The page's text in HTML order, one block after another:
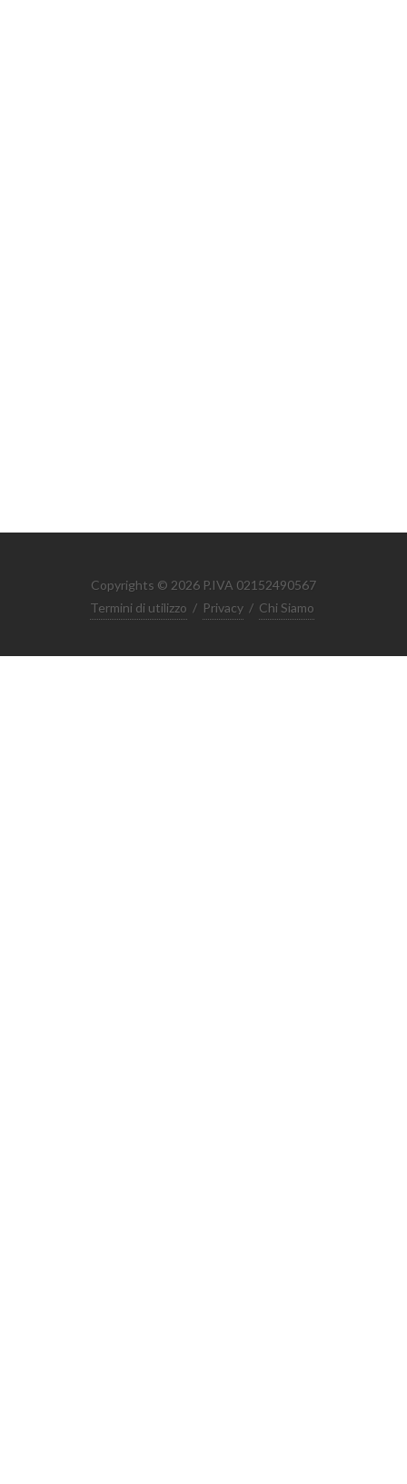
Copyrights © 2026 P.IVA 02152490567
Termini di utilizzo / Privacy / Chi Siamo